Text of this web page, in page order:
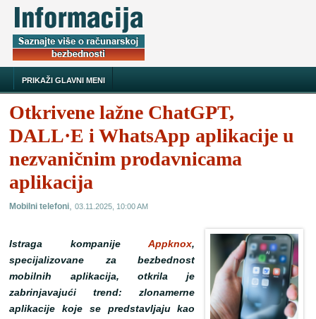
PRIKAŽI GLAVNI MENI
Otkrivene lažne ChatGPT,
DALL·E i WhatsApp aplikacije u
nezvaničnim prodavnicama
aplikacija
Mobilni telefoni,03.11.2025, 10:00 AM
Istraga kompanije Appknox,
specijalizovane za bezbednost
mobilnih aplikacija, otkrila je
zabrinjavajući trend: zlonamerne
aplikacije koje se predstavljaju kao